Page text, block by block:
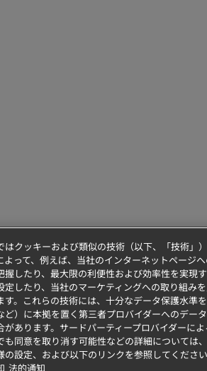
はクッキーおよび類似の技術（以下、「技術」
よって、例えば、当社のインターネットページ
握したり、最大限の利便性および効率性を実現
定したり、当社のマーケティングへの取り組み
す。これらの技術には、十分なデータ保護水準
ど）に本拠を置く第三者プロバイダーへのデー
があります。サードパーティープロバイダーに
も同意を取り消す可能性などの詳細については
の設定、および以下のリンクを参照してくださ